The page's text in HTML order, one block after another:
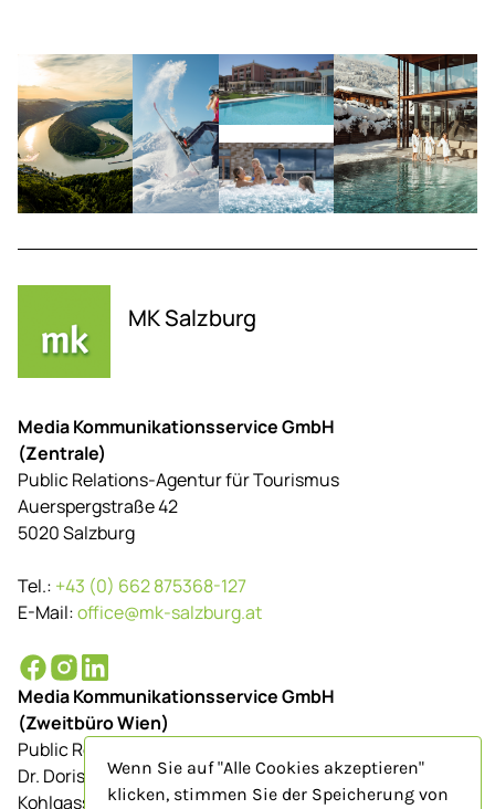
MK Salzburg
Media Kommunikationsservice GmbH
(Zentrale)
Public Relations-Agentur für Tourismus
Auerspergstraße 42
5020 Salzburg
Tel.: +43 (0) 662 875368-127
E-Mail:office@mk-salzburg.at
Media Kommunikationsservice GmbH
(Zweitbüro Wien)
Public Relations-Agentur für Tourismus
Dr. Doris Schenkenfelder
Kohlgasse 9/Top 23
Wenn Sie auf "Alle Cookies akzeptieren"
klicken, stimmen Sie der Speicherung von